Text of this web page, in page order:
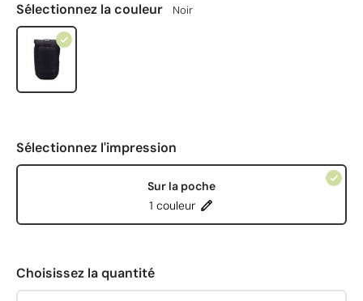
Sélectionnez la couleur Noir
Sélectionnez l'impression
Sur la poche
1 couleur
Choisissez la quantité